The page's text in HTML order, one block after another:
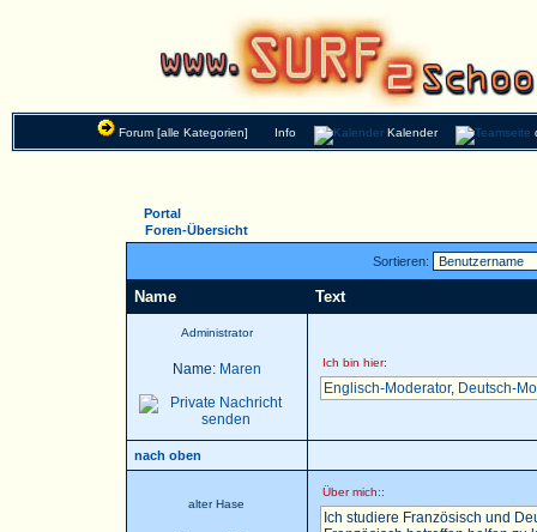
Forum [alle Kategorien] Info Kalender
Portal
Foren-Übersicht
Sortieren:
Name Text
Administrator
Name: Maren Ich bin hier:
Englisch-Moderator, Deutsch-
nach oben
alter Hase
Über mich::
Ich studiere Französisch und